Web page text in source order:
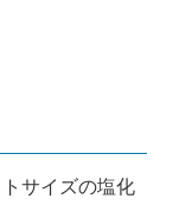
サイズの塩化